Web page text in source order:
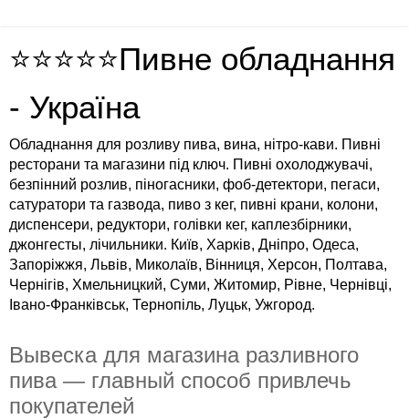
⭐⭐⭐⭐⭐Пивне обладнання
- Україна
Обладнання для розливу пива, вина, нітро-кави. Пивні
ресторани та магазини під ключ. Пивні охолоджувачі,
безпінний розлив, піногасники, фоб-детектори, пегаси,
сатуратори та газвода, пиво з кег, пивні крани, колони,
диспенсери, редуктори, голівки кег, каплезбірники,
джонгесты, лічильники. Київ, Харків, Дніпро, Одеса,
Запоріжжя, Львів, Миколаїв, Вінниця, Херсон, Полтава,
Чернігів, Хмельницкий, Суми, Житомир, Рівне, Чернівці,
Івано-Франківськ, Тернопіль, Луцьк, Ужгород.
Вывеска для магазина разливного
пива — главный способ привлечь
покупателей